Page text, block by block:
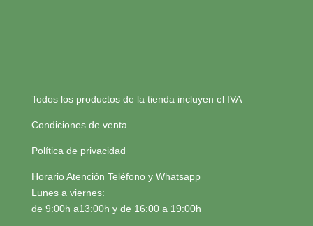
Todos los productos de la tienda incluyen el IVA
Condiciones de venta
Política de privacidad
Horario Atención Teléfono y Whatsapp
Lunes a viernes:
de 9:00h a13:00h y de 16:00 a 19:00h